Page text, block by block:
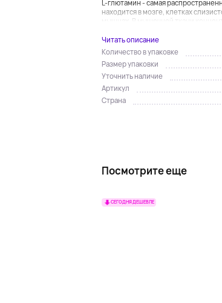
L-глютамин - самая
находится в мозге, клетках
мышцах. В мышечной ткани
Читать описание
Количество в упаковке
Размер упаковки
Уточнить наличие
Артикул
Страна
Посмотрите еще
СЕГОДНЯ ДЕШЕВЛЕ